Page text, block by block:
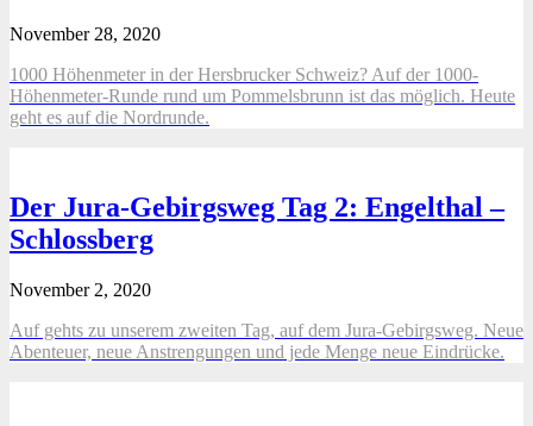
November 28, 2020
1000 Höhenmeter in der Hersbrucker Schweiz? Auf der 1000-
Höhenmeter-Runde rund um Pommelsbrunn ist das möglich. Heute
geht es auf die Nordrunde.
Der Jura-Gebirgsweg Tag 2: Engelthal –
Schlossberg
November 2, 2020
Auf gehts zu unserem zweiten Tag, auf dem Jura-Gebirgsweg. Neue
Abenteuer, neue Anstrengungen und jede Menge neue Eindrücke.